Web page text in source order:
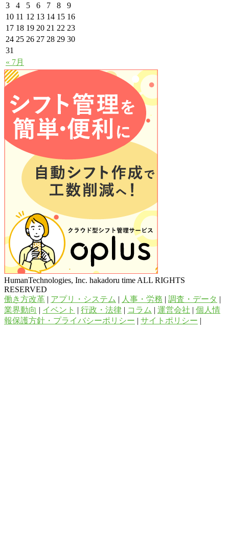
« 7月
3
4 5 6 7 8
9
10 11 12 13 14 15 16
17 18 19 20 21 22 23
24 25 26 27 28 29 30
31
HumanTechnologies, Inc. hakadoru time ALL RIGHTS
RESERVED
働き方改革 | アプリ・システム | 人事・労務 | 調査・データ |
業界動向 | イベント | 行政・法律 | コラム | 運営会社 | 個人情
報保護方針・プライバシーポリシー | サイトポリシー |